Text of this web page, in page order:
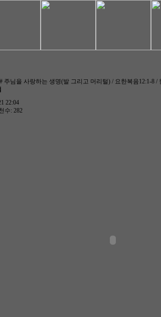
주님을 사랑하는 생명(발 그리고 머리털) / 요한복음12:1-8 /
22:04
수: 282